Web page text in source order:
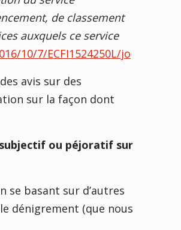
de classement
auxquels ce service
10/7/ECFI1524250L/jo
avis sur des
sur la façon dont
subjectif ou péjoratif sur
se basant sur d’autres
dénigrement (que nous